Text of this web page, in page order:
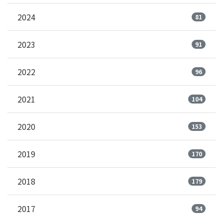
2024 81
2023 91
2022 96
2021 104
2020 153
2019 170
2018 179
2017 94